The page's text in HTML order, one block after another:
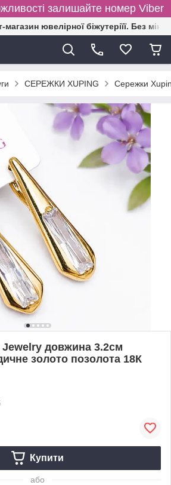
залишайте номер Viber
магазин ювелірної біжутеріїї. Без
СЕРЕЖКИ XUPING Сережки
довжина 3.2см
золото позолота 18К
Купити
або